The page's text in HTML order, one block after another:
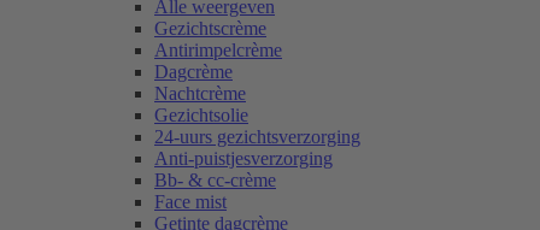
Alle weergeven
Gezichtscrème
Antirimpelcrème
Dagcrème
Nachtcrème
Gezichtsolie
24-uurs gezichtsverzorging
Anti-puistjesverzorging
Bb- & cc-crème
Face mist
Getinte dagcrème